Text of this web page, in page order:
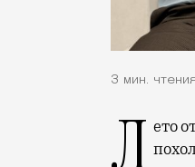
3 мин. чтения
Лето отвоевывает позиции. Солнышко греет наши изможденные недавним